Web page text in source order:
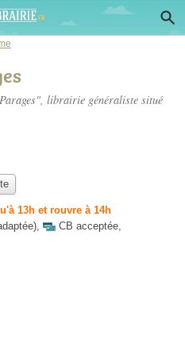
librairie généraliste situé
13h et rouvre à 14h
, CB acceptée,